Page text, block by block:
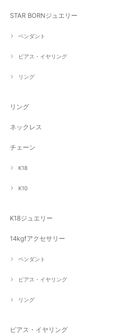
STAR BORNジュエリー
ペンダント
ピアス・イヤリング
リング
リング
ネックレス
チェーン
K18
K10
K18ジュエリー
14kgfアクセサリー
ペンダント
ピアス・イヤリング
リング
ピアス・イヤリング